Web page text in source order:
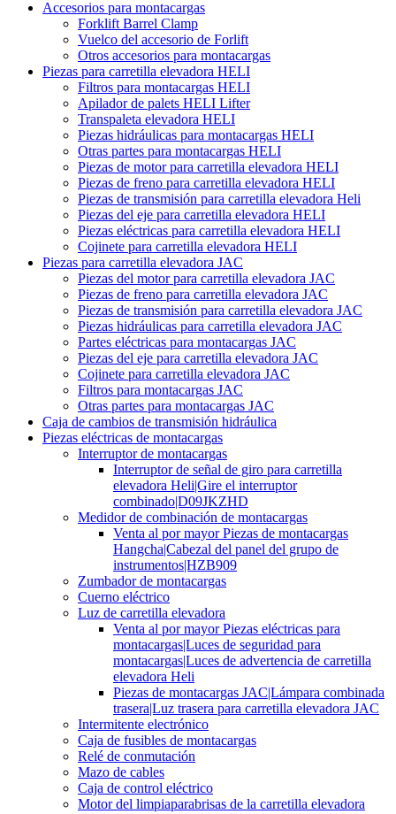
Accesorios para montacargas
Forklift Barrel Clamp
Vuelco del accesorio de Forlift
Otros accesorios para montacargas
Piezas para carretilla elevadora HELI
Filtros para montacargas HELI
Apilador de palets HELI Lifter
Transpaleta elevadora HELI
Piezas hidráulicas para montacargas HELI
Otras partes para montacargas HELI
Piezas de motor para carretilla elevadora HELI
Piezas de freno para carretilla elevadora HELI
Piezas de transmisión para carretilla elevadora Heli
Piezas del eje para carretilla elevadora HELI
Piezas eléctricas para carretilla elevadora HELI
Cojinete para carretilla elevadora HELI
Piezas para carretilla elevadora JAC
Piezas del motor para carretilla elevadora JAC
Piezas de freno para carretilla elevadora JAC
Piezas de transmisión para carretilla elevadora JAC
Piezas hidráulicas para carretilla elevadora JAC
Partes eléctricas para montacargas JAC
Piezas del eje para carretilla elevadora JAC
Cojinete para carretilla elevadora JAC
Filtros para montacargas JAC
Otras partes para montacargas JAC
Caja de cambios de transmisión hidráulica
Piezas eléctricas de montacargas
Interruptor de montacargas
Interruptor de señal de giro para carretilla
elevadora Heli|Gire el interruptor
combinado|D09JKZHD
Medidor de combinación de montacargas
Venta al por mayor Piezas de montacargas
Hangcha|Cabezal del panel del grupo de
instrumentos|HZB909
Zumbador de montacargas
Cuerno eléctrico
Luz de carretilla elevadora
Venta al por mayor Piezas eléctricas para
montacargas|Luces de seguridad para
montacargas|Luces de advertencia de carretilla
elevadora Heli
Piezas de montacargas JAC|Lámpara combinada
trasera|Luz trasera para carretilla elevadora JAC
Intermitente electrónico
Caja de fusibles de montacargas
Relé de conmutación
Mazo de cables
Caja de control eléctrico
Motor del limpiaparabrisas de la carretilla elevadora